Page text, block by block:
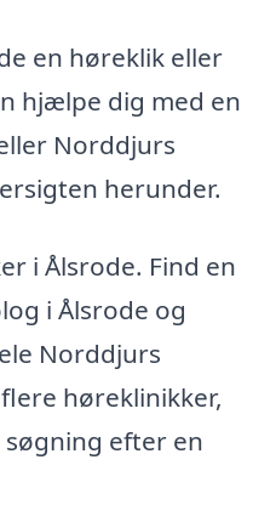
en høreklik eller
hjælpe dig med en
Norddjurs
herunder.
i Ålsrode. Find en
i Ålsrode og
Norddjurs
høreklinikker,
efter en